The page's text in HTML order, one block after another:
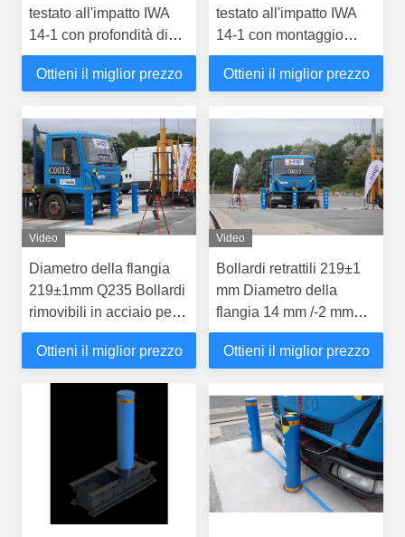
testato all'impatto IWA
14-1 con profondità di
montaggio di 350 mm e
costruzione in acciaio
sicurezza
Ottieni il miglior prezzo
testato all'impatto IWA
14-1 con montaggio
basso da 350 mm e
materiale in acciaio
Ottieni il miglior prezzo
Video
Diametro della flangia
219±1mm Q235 Bollardi
rimovibili in acciaio per
un facile trasporto
Ottieni il miglior prezzo
Video
Bollardi retrattili 219±1
mm Diametro della
flangia 14 mm /-2 mm
Spessore del cilindro per
soluzioni di sicurezza
Ottieni il miglior prezzo